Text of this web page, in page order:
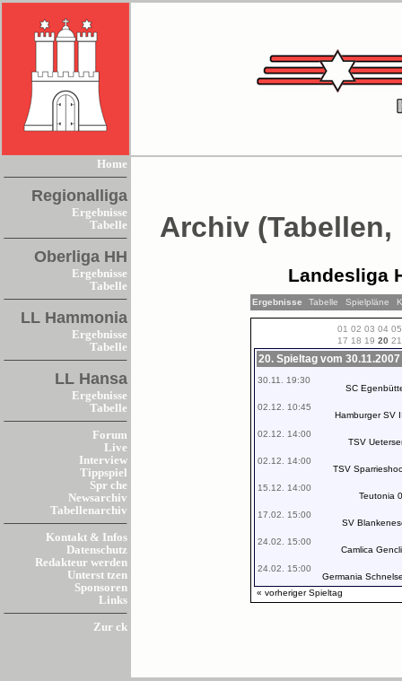
Home
Regionalliga
Ergebnisse
Tabelle
Oberliga HH
Ergebnisse
Tabelle
LL Hammonia
Ergebnisse
Tabelle
LL Hansa
Ergebnisse
Tabelle
Forum
Live
Interview
Tippspiel
Spr che
Newsarchiv
Tabellenarchiv
Kontakt & Infos
Datenschutz
Redakteur werden
Unterst tzen
Sponsoren
Links
Zur ck
Archiv
Landesliga
Ergebnisse Tabelle Spielpläne
01 02 03 04 05
17 18 19 20 21
20. Spieltag vom
30.11. 19:30
SC
02.12. 10:45
Hamburger SV
02.12. 14:00
TSV
02.12. 14:00
TSV
15.12. 14:00
Teutonia
17.02. 15:00
SV
24.02. 15:00
Camlica
24.02. 15:00
Germania
« vorheriger Spieltag